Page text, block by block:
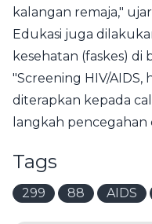
kalangan remaja,"
Edukasi juga
kesehatan (faskes) di
"Screening HIV/AIDS,
diterapkan kepada
langkah pencegahan
Tags
299 88 AIDS